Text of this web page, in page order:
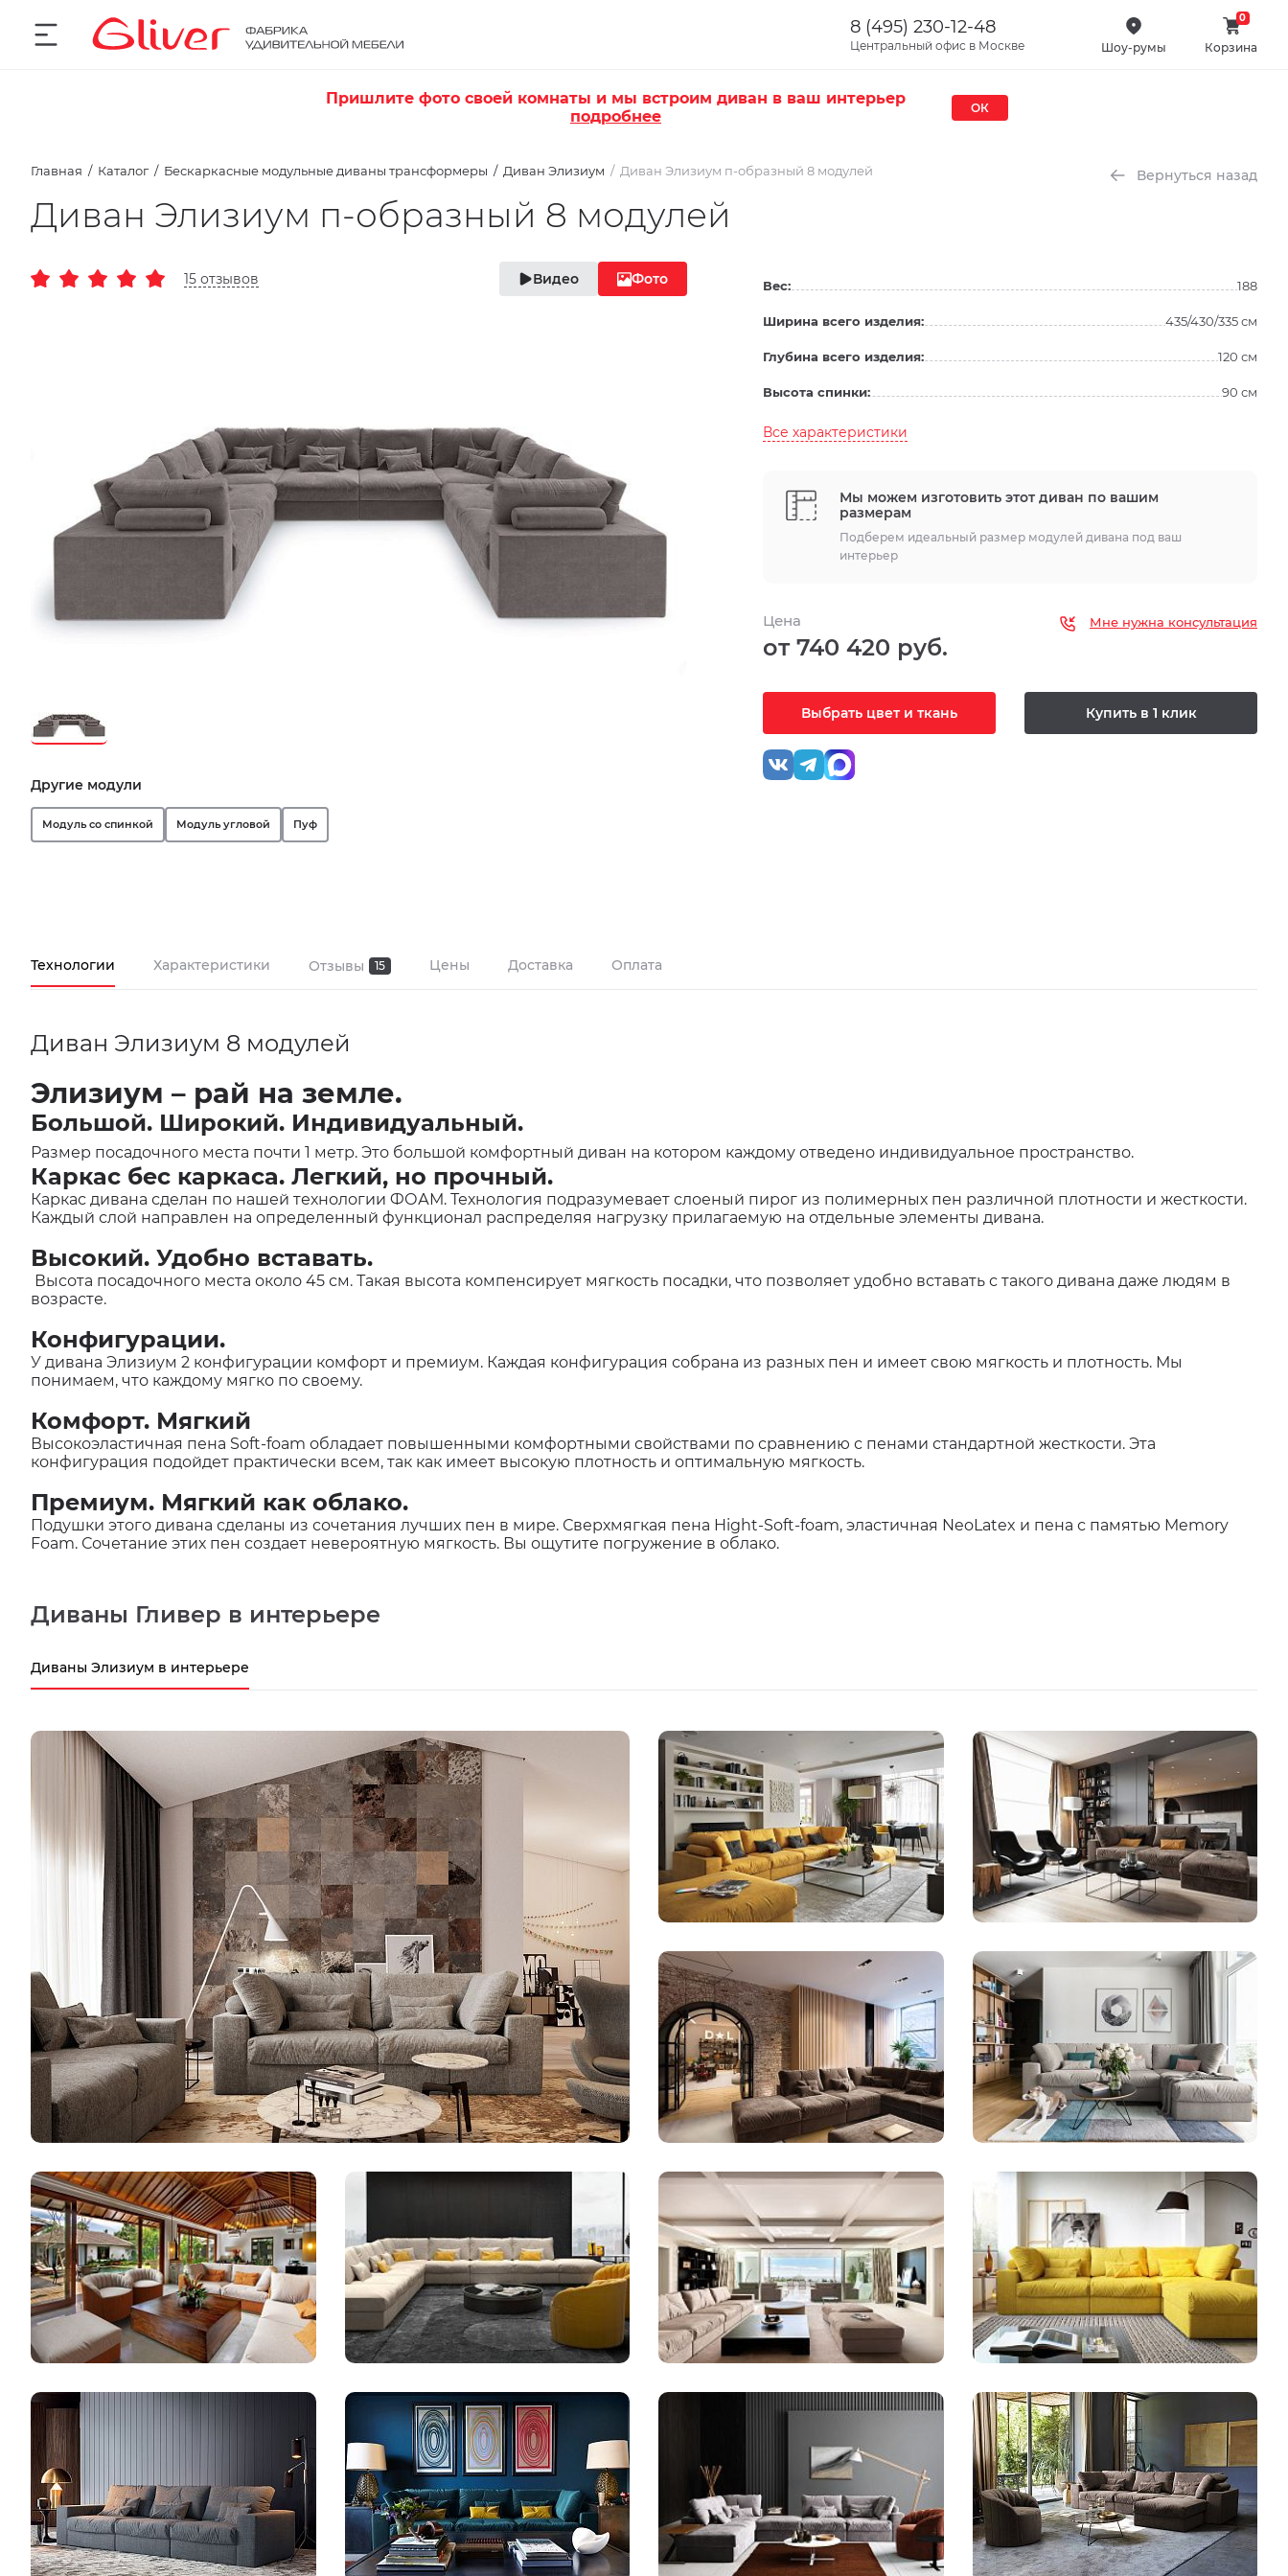
8 (495) 230-12-48
Центральный офис в Москве Шоу-румы
0
Корзина
Пришлите фото своей комнаты и мы встроим диван в ваш интерьер
подробнее
ОК
Главная Каталог Бескаркасные модульные диваны трансформеры Диван Элизиум Диван Элизиум п-образный 8 модулей Вернуться назад
Диван Элизиум п-образный 8 модулей
15 отзывов Видео Фото
Другие модули
Модуль со спинкой Модуль угловой Пуф
Вес: 188
Ширина всего изделия: 435/430/335 см
Глубина всего изделия: 120 см
Высота спинки: 90 см
Все характеристики
Мы можем изготовить этот диван по вашим
размерам
Подберем идеальный размер модулей дивана под ваш
интерьер
Цена
от 740 420 руб.
Мне нужна консультация
Выбрать цвет и ткань Купить в 1 клик
Технологии Характеристики Отзывы 15 Цены Доставка Оплата
Диван Элизиум 8 модулей
Элизиум – рай на земле.
Большой. Широкий. Индивидуальный.
Размер посадочного места почти 1 метр. Это большой комфортный диван на котором каждому отведено индивидуальное пространство.
Каркас бес каркаса. Легкий, но прочный.
Каркас дивана сделан по нашей технологии ФОАМ. Технология подразумевает слоеный пирог из полимерных пен различной плотности и жесткости.
Каждый слой направлен на определенный функционал распределяя нагрузку прилагаемую на отдельные элементы дивана.
Высокий. Удобно вставать.
Высота посадочного места около 45 см. Такая высота компенсирует мягкость посадки, что позволяет удобно вставать с такого дивана даже людям в
возрасте.
Конфигурации.
У дивана Элизиум 2 конфигурации комфорт и премиум. Каждая конфигурация собрана из разных пен и имеет свою мягкость и плотность. Мы
понимаем, что каждому мягко по своему.
Комфорт. Мягкий
Высокоэластичная пена Soft-foam обладает повышенными комфортными свойствами по сравнению с пенами стандартной жесткости. Эта
конфигурация подойдет практически всем, так как имеет высокую плотность и оптимальную мягкость.
Премиум. Мягкий как облако.
Подушки этого дивана сделаны из сочетания лучших пен в мире. Сверхмягкая пена Hight-Soft-foam, эластичная NeoLatex и пена с памятью Memory
Foam. Сочетание этих пен создает невероятную мягкость. Вы ощутите погружение в облако.
Диваны Гливер в интерьере
Диваны Элизиум в интерьере